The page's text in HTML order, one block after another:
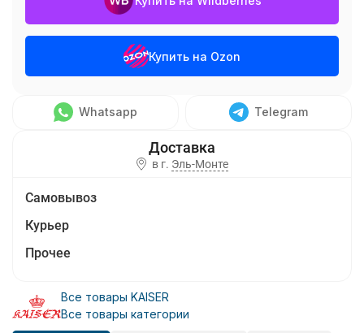
Купить на Ozon
Whatsapp Telegram
в г. Эль-Монте
Самовывоз
Курьер
Прочее
Все товары KAISER
Все товары категории